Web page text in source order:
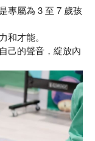
專屬為 3 至 7 歲孩
和才能。
己的聲音，綻放內